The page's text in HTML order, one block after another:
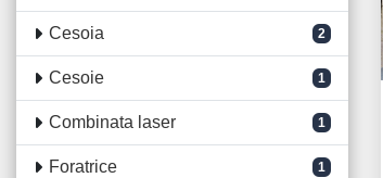
Cesoia 2
Cesoie 1
Combinata laser 1
Foratrice 1